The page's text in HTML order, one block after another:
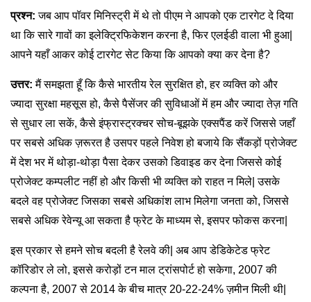
प्रश्न: जब आप पॉवर मिनिस्ट्री में थे तो पीएम ने आपको एक टारगेट दे दिया
था कि सारे गावों का इलेक्ट्रिफिकेशन करना है, फिर एलईडी वाला भी हुआ|
आपने यहाँ आकर कोई टारगेट सेट किया कि आपको क्या कर देना है?
उत्तर: मैं समझता हूँ कि कैसे भारतीय रेल सुरक्षित हो, हर व्यक्ति को और
ज्यादा सुरक्षा महसूस हो, कैसे पैसेंजर की सुविधाओं में हम और ज्यादा तेज़ गति
से सुधार ला सकें, कैसे इंफ्रास्ट्रक्चर सोच-बूझके एक्सपैंड करें जिससे जहाँ
पर सबसे अधिक ज़रूरत है उसपर पहले निवेश हो बजाये कि सैंकड़ों प्रोजेक्ट
में देश भर में थोड़ा-थोड़ा पैसा देकर उसको डिवाइड कर देना जिससे कोई
प्रोजेक्ट कम्पलीट नहीं हो और किसी भी व्यक्ति को राहत न मिले| उसके
बदले वह प्रोजेक्ट जिसका सबसे अधिकांश लाभ मिलेगा जनता को, जिससे
सबसे अधिक रेवेन्यू आ सकता है फ्रेट के माध्यम से, इसपर फोकस करना|
इस प्रकार से हमने सोच बदली है रेलवे की| अब आप डेडिकेटेड फ्रेट
कॉरिडोर ले लो, इससे करोड़ों टन माल ट्रांसपोर्ट हो सकेगा, 2007 की
कल्पना है, 2007 से 2014 के बीच मात्र 20-22-24% ज़मीन मिली थी|